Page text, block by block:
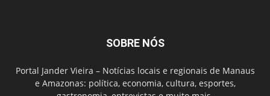
SOBRE NÓS
Portal Jander Vieira – Notícias locais e regionais de Manaus
e Amazonas: política, economia, cultura, esportes,